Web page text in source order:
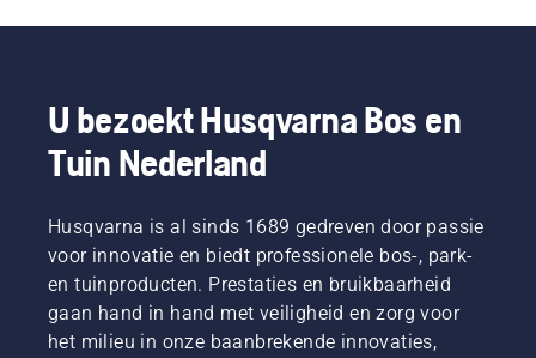
U bezoekt Husqvarna Bos en
Tuin Nederland
Husqvarna is al sinds 1689 gedreven door passie
voor innovatie en biedt professionele bos-, park-
en tuinproducten. Prestaties en bruikbaarheid
gaan hand in hand met veiligheid en zorg voor
het milieu in onze baanbrekende innovaties,